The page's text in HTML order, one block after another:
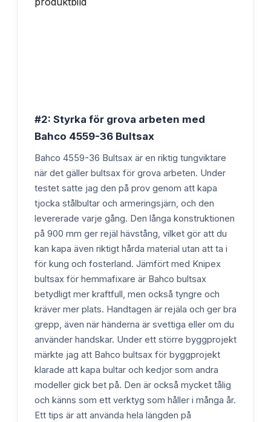
#2: Styrka för grova arbeten med
Bahco 4559-36 Bultsax
Bahco 4559-36 Bultsax är en riktig tungviktare
när det gäller bultsax för grova arbeten. Under
testet satte jag den på prov genom att kapa
tjocka stålbultar och armeringsjärn, och den
levererade varje gång. Den långa konstruktionen
på 900 mm ger rejäl hävstång, vilket gör att du
kan kapa även riktigt hårda material utan att ta i
för kung och fosterland. Jämfört med Knipex
bultsax för hemmafixare är Bahco bultsax
betydligt mer kraftfull, men också tyngre och
kräver mer plats. Handtagen är rejäla och ger bra
grepp, även när händerna är svettiga eller om du
använder handskar. Under ett större byggprojekt
märkte jag att Bahco bultsax för byggprojekt
klarade att kapa bultar och kedjor som andra
modeller gick bet på. Den är också mycket tålig
och känns som ett verktyg som håller i många år.
Ett tips är att använda hela längden på